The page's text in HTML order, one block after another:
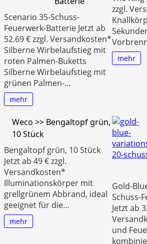
Scenario 35-Schuss-
Feuerwerk-Batterie Jetzt ab
52.69 € zzgl. Versandkosten*
Silberne Wirbelaufstieg mit
roten Palmen-Buketts
Silberne Wirbelaufstieg mit
grünen Palmen-…
mehr
zzgl.
mehr
Weco >> Bengaltopf grün,
10 Stück
Bengaltopf grün, 10 Stück
Jetzt ab 49 € zzgl.
Versandkosten*
Illuminationskörper mit
grellgrünem Abbrand, ideal
geeignet für die…
mehr
Gold-
Schuss-
Jetzt ab
und